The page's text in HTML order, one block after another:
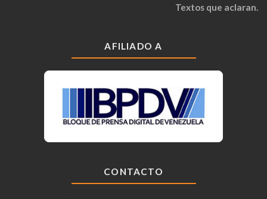
Textos que aclaran.
AFILIADO A
CONTACTO